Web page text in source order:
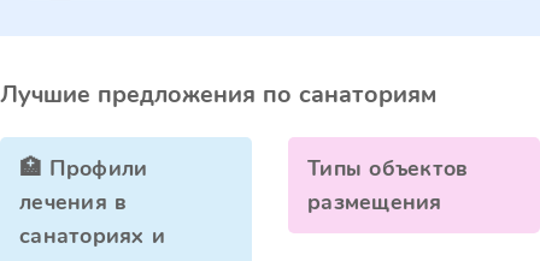
Лучшие предложения по санаториям
🏥 Профили
лечения в
санаториях и
Типы объектов
размещения